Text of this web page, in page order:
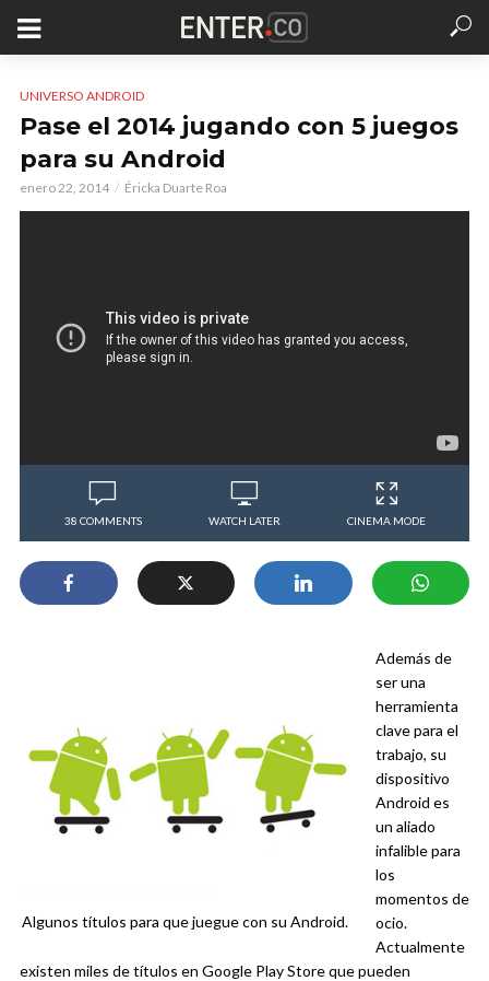
UNIVERSO ANDROID
Pase el 2014 jugando con 5 juegos
para su Android
enero 22, 2014 Éricka Duarte Roa
38 COMMENTS WATCH LATER CINEMA MODE
Algunos títulos para que juegue con su Android.
Además de
ser una
herramienta
clave para el
trabajo, su
dispositivo
Android es
un aliado
infalible para
los
momentos de
ocio.
Actualmente
existen miles de títulos en Google Play Store que pueden